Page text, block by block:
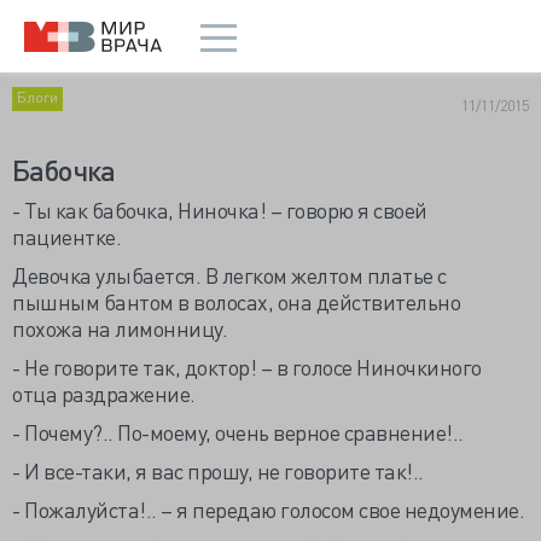
Блоги 11/11/2015
Бабочка
- Ты как бабочка, Ниночка! – говорю я своей
пациентке.
Девочка улыбается. В легком желтом платье с
пышным бантом в волосах, она действительно
похожа на лимонницу.
- Не говорите так, доктор! – в голосе Ниночкиного
отца раздражение.
- Почему?.. По-моему, очень верное сравнение!..
- И все-таки, я вас прошу, не говорите так!..
- Пожалуйста!.. – я передаю голосом свое недоумение.